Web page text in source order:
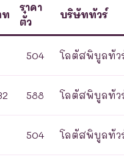
ท
ราคา
ตั๋ว
บริษัททัวร์
504 โลตัสพิบูลทัว
588 โลตัสพิบูลทัว
504 โลตัสพิบูลทัว